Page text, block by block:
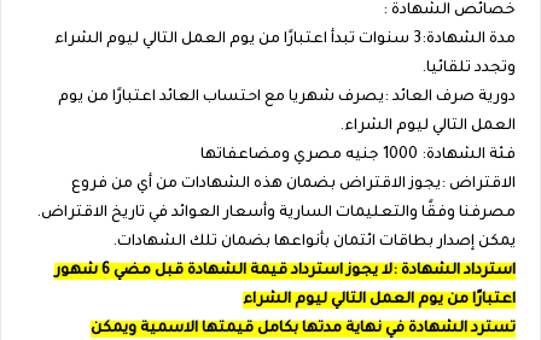
خصائص الشهادة :
مدة الشهادة:3 سنوات تبدأ اعتبارًا من يوم العمل التالي ليوم الشراء
وتجدد تلقائيا.
دورية صرف العائد :يصرف شهريا مع احتساب العائد اعتبارًا من يوم
العمل التالي ليوم الشراء.
فئة الشهادة: 1000 جنيه مصري ومضاعفاتها
الاقتراض :يجوز الاقتراض بضمان هذه الشهادات من أي من فروع
مصرفنا وفقًا والتعليمات السارية وأسعار العوائد في تاريخ الاقتراض.
يمكن إصدار بطاقات ائتمان بأنواعها بضمان تلك الشهادات.
استرداد الشهادة :لا يجوز استرداد قيمة الشهادة قبل مضي 6 شهور
اعتبارًا من يوم العمل التالي ليوم الشراء
تسترد الشهادة في نهاية مدتها بكامل قيمتها الاسمية ويمكن